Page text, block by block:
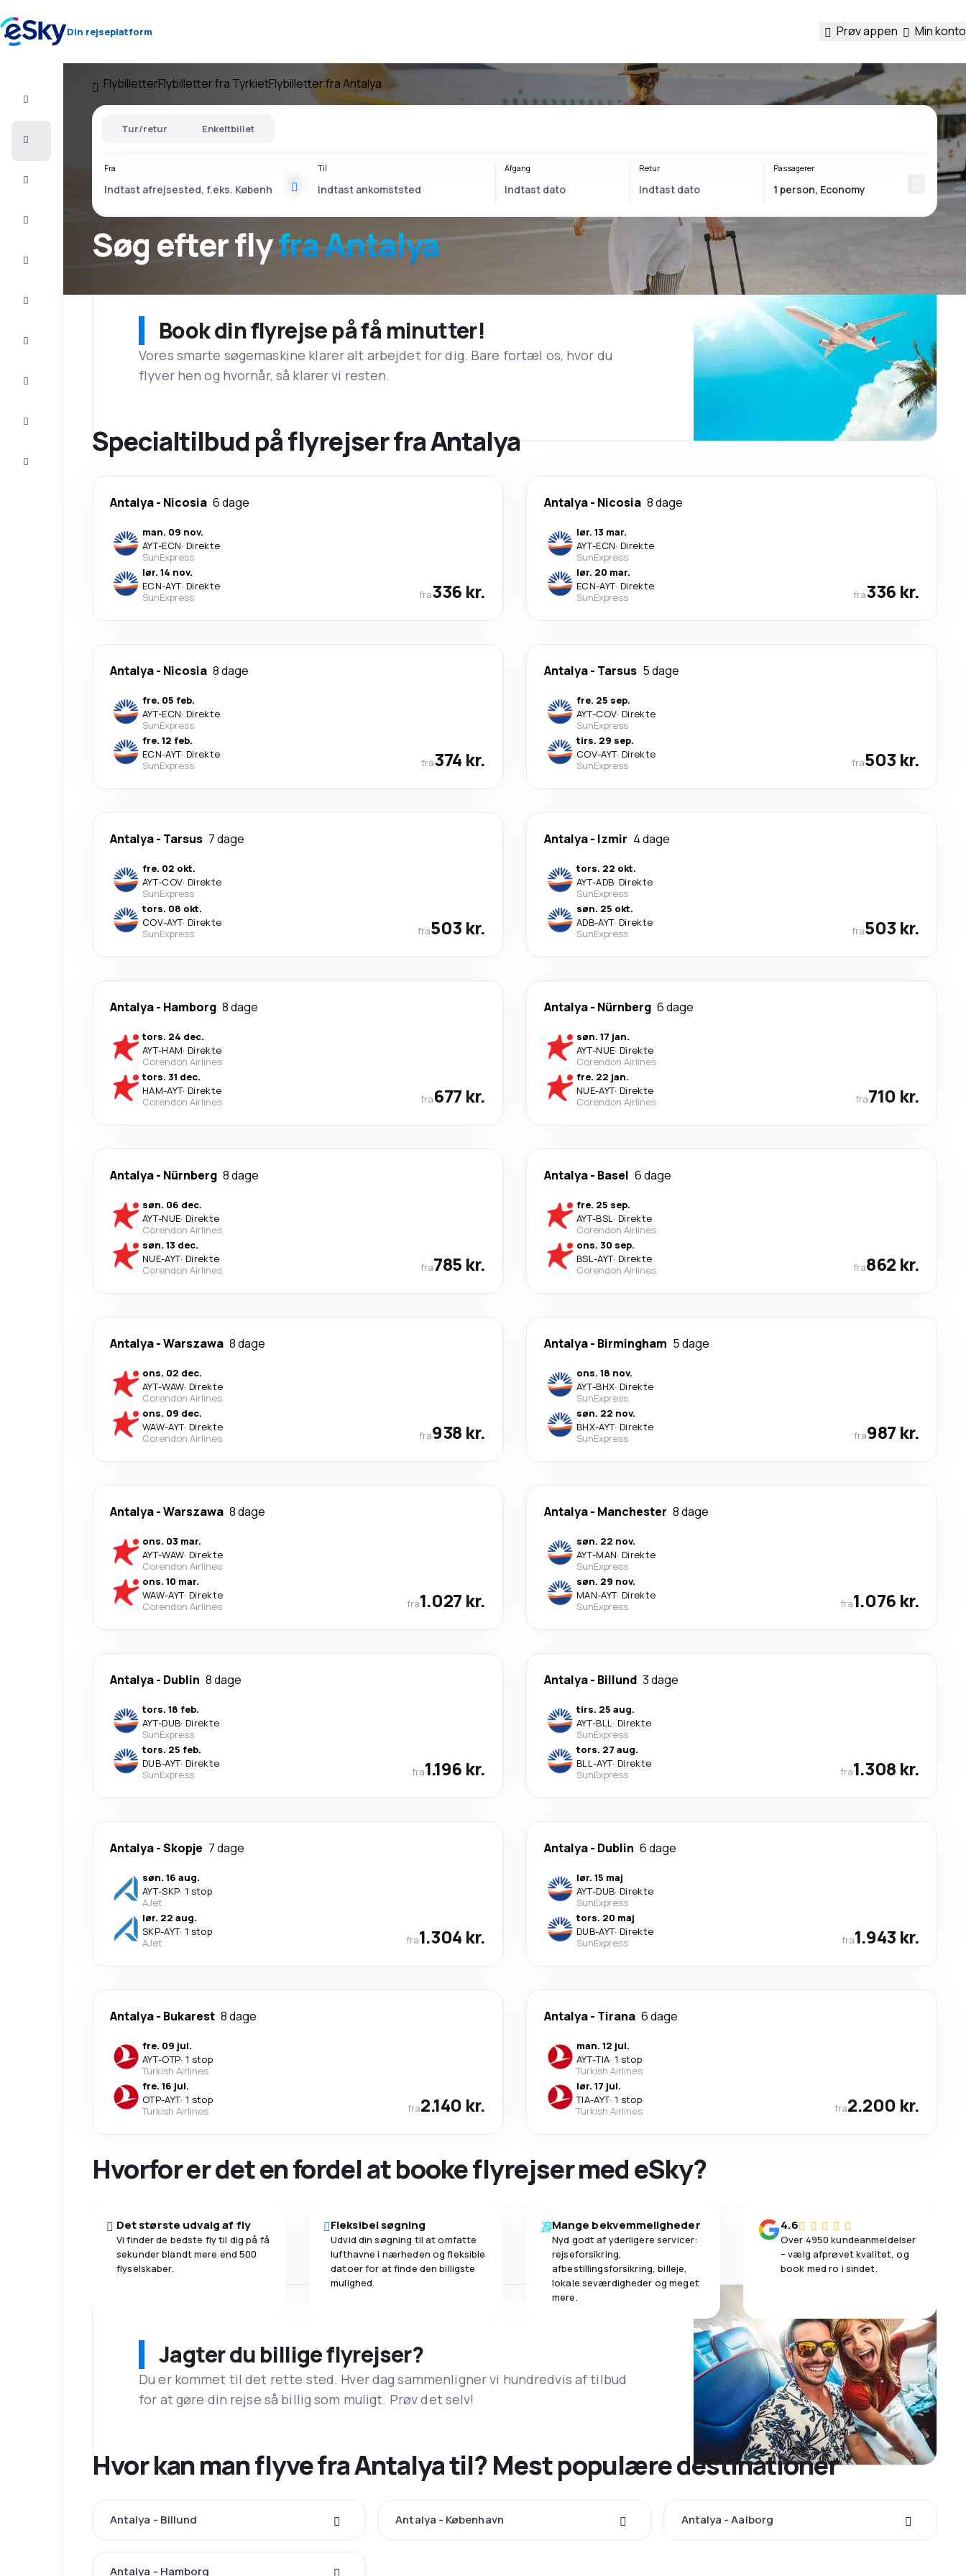
Din rejseplatform Prøv appen Min konto
FlybilletterFlybilletter fra TyrkietFlybilletter fra Antalya
Søg efter flyfra Antalya
Tur/retur Enkeltbillet
Fra Til Afgang Retur Passagerer
Book din flyrejse på få minutter!
Vores smarte søgemaskine klarer alt arbejdet for dig. Bare fortæl os, hvor du
flyver hen og hvornår, så klarer vi resten.
Specialtilbud på flyrejser fra Antalya
Antalya- Nicosia 6 dage
man. 09 nov.
AYT-ECN· Direkte
SunExpress
lør. 14 nov.
ECN-AYT· Direkte
SunExpress
fra336 kr.
Antalya- Nicosia 8 dage
lør. 13 mar.
AYT-ECN· Direkte
SunExpress
lør. 20 mar.
ECN-AYT· Direkte
SunExpress
fra336 kr.
Antalya- Nicosia 8 dage
fre. 05 feb.
AYT-ECN· Direkte
SunExpress
fre. 12 feb.
ECN-AYT· Direkte
SunExpress
fra374 kr.
Antalya- Tarsus 5 dage
fre. 25 sep.
AYT-COV· Direkte
SunExpress
tirs. 29 sep.
COV-AYT· Direkte
SunExpress
fra503 kr.
Antalya- Tarsus 7 dage
fre. 02 okt.
AYT-COV· Direkte
SunExpress
tors. 08 okt.
COV-AYT· Direkte
SunExpress
fra503 kr.
Antalya- Izmir 4 dage
tors. 22 okt.
AYT-ADB· Direkte
SunExpress
søn. 25 okt.
ADB-AYT· Direkte
SunExpress
fra503 kr.
Antalya- Hamborg 8 dage
tors. 24 dec.
AYT-HAM· Direkte
Corendon Airlines
tors. 31 dec.
HAM-AYT· Direkte
Corendon Airlines
fra677 kr.
Antalya- Nürnberg 6 dage
søn. 17 jan.
AYT-NUE· Direkte
Corendon Airlines
fre. 22 jan.
NUE-AYT· Direkte
Corendon Airlines
fra710 kr.
Antalya- Nürnberg 8 dage
søn. 06 dec.
AYT-NUE· Direkte
Corendon Airlines
søn. 13 dec.
NUE-AYT· Direkte
Corendon Airlines
fra785 kr.
Antalya- Basel 6 dage
fre. 25 sep.
AYT-BSL· Direkte
Corendon Airlines
ons. 30 sep.
BSL-AYT· Direkte
Corendon Airlines
fra862 kr.
Antalya-Warszawa 8 dage
ons. 02 dec.
AYT-WAW· Direkte
Corendon Airlines
ons. 09 dec.
WAW-AYT· Direkte
Corendon Airlines
fra938 kr.
Antalya- Birmingham 5 dage
ons. 18 nov.
AYT-BHX· Direkte
SunExpress
søn. 22 nov.
BHX-AYT· Direkte
SunExpress
fra987 kr.
Antalya-Warszawa 8 dage
ons. 03 mar.
AYT-WAW· Direkte
Corendon Airlines
ons. 10 mar.
WAW-AYT· Direkte
Corendon Airlines
fra1.027 kr.
Antalya- Manchester 8 dage
søn. 22 nov.
AYT-MAN· Direkte
SunExpress
søn. 29 nov.
MAN-AYT· Direkte
SunExpress
fra1.076 kr.
Antalya- Dublin 8 dage
tors. 18 feb.
AYT-DUB· Direkte
SunExpress
tors. 25 feb.
DUB-AYT· Direkte
SunExpress
fra1.196 kr.
Antalya- Billund 3 dage
tirs. 25 aug.
AYT-BLL· Direkte
SunExpress
tors. 27 aug.
BLL-AYT· Direkte
SunExpress
fra1.308 kr.
Antalya-Skopje 7 dage
søn. 16 aug.
AYT-SKP· 1 stop
AJet
lør. 22 aug.
SKP-AYT· 1 stop
AJet
fra1.304 kr.
Antalya- Dublin 6 dage
lør. 15 maj
AYT-DUB· Direkte
SunExpress
tors. 20 maj
DUB-AYT· Direkte
SunExpress
fra1.943 kr.
Antalya- Bukarest 8 dage
fre. 09 jul.
AYT-OTP· 1 stop
Turkish Airlines
fre. 16 jul.
OTP-AYT· 1 stop
Turkish Airlines
fra2.140 kr.
Antalya- Tirana 6 dage
man. 12 jul.
AYT-TIA· 1 stop
Turkish Airlines
lør. 17 jul.
TIA-AYT· 1 stop
Turkish Airlines
fra2.200 kr.
Hvorfor er det en fordel at booke flyrejser med eSky?
Det største udvalg af fly
Vi finder de bedste fly til dig på få
sekunder blandt mere end 500
flyselskaber.
Fleksibel søgning
Udvid din søgning til at omfatte
lufthavne i nærheden og fleksible
datoer for at finde den billigste
mulighed.
Mange bekvemmeligheder
Nyd godt af yderligere servicer:
rejseforsikring,
afbestillingsforsikring, billeje,
lokale seværdigheder og meget
mere.
4.6
Over 4950 kundeanmeldelser
– vælg afprøvet kvalitet, og
book med ro i sindet.
Jagter du billige flyrejser?
Du er kommet til det rette sted. Hver dag sammenligner vi hundredvis af tilbud
for at gøre din rejse så billig som muligt. Prøv det selv!
Hvor kan man flyve fra Antalya til? Mest populære destinationer
Antalya - Billund Antalya - København Antalya - Aalborg
Antalya - Hamborg